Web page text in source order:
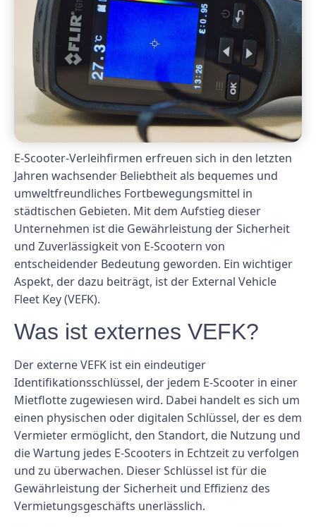
E-Scooter-Verleihfirmen erfreuen sich in den letzten
Jahren wachsender Beliebtheit als bequemes und
umweltfreundliches Fortbewegungsmittel in
städtischen Gebieten. Mit dem Aufstieg dieser
Unternehmen ist die Gewährleistung der Sicherheit
und Zuverlässigkeit von E-Scootern von
entscheidender Bedeutung geworden. Ein wichtiger
Aspekt, der dazu beiträgt, ist der External Vehicle
Fleet Key (VEFK).
Was ist externes VEFK?
Der externe VEFK ist ein eindeutiger
Identifikationsschlüssel, der jedem E-Scooter in einer
Mietflotte zugewiesen wird. Dabei handelt es sich um
einen physischen oder digitalen Schlüssel, der es dem
Vermieter ermöglicht, den Standort, die Nutzung und
die Wartung jedes E-Scooters in Echtzeit zu verfolgen
und zu überwachen. Dieser Schlüssel ist für die
Gewährleistung der Sicherheit und Effizienz des
Vermietungsgeschäfts unerlässlich.